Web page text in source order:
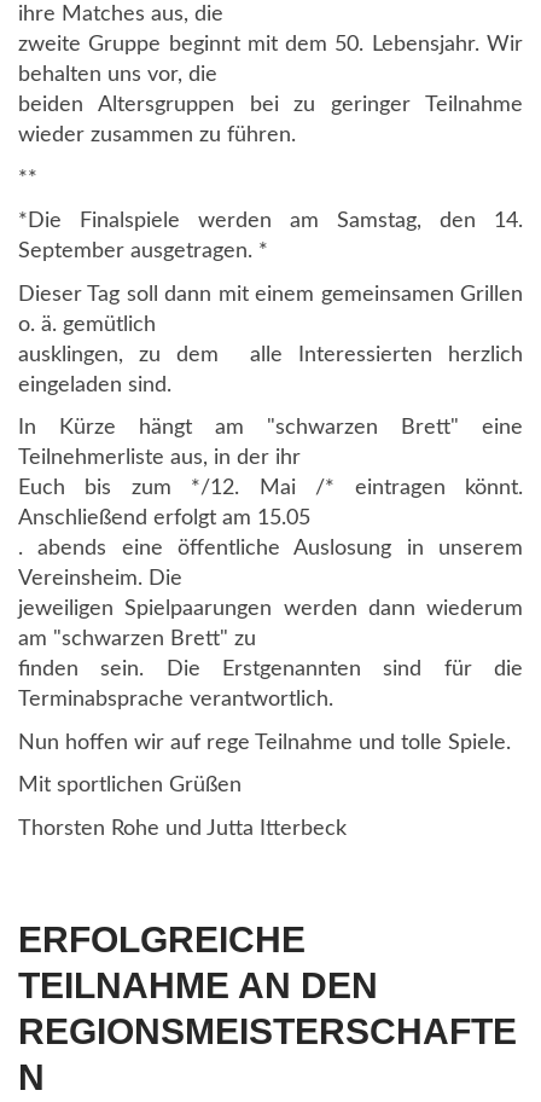
ihre Matches aus, die
zweite Gruppe beginnt mit dem 50. Lebensjahr. Wir
behalten uns vor, die
beiden Altersgruppen bei zu geringer Teilnahme
wieder zusammen zu führen.
**
*Die Finalspiele werden am Samstag, den 14.
September ausgetragen. *
Dieser Tag soll dann mit einem gemeinsamen Grillen
o. ä. gemütlich
ausklingen, zu dem alle Interessierten herzlich
eingeladen sind.
In Kürze hängt am "schwarzen Brett" eine
Teilnehmerliste aus, in der ihr
Euch bis zum */12. Mai /* eintragen könnt.
Anschließend erfolgt am 15.05
. abends eine öffentliche Auslosung in unserem
Vereinsheim. Die
jeweiligen Spielpaarungen werden dann wiederum
am "schwarzen Brett" zu
finden sein. Die Erstgenannten sind für die
Terminabsprache verantwortlich.
Nun hoffen wir auf rege Teilnahme und tolle Spiele.
Mit sportlichen Grüßen
Thorsten Rohe und Jutta Itterbeck
ERFOLGREICHE
TEILNAHME AN DEN
REGIONSMEISTERSCHAFTE
N